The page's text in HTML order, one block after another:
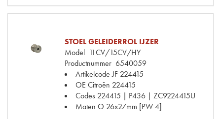
STOEL GELEIDERROL IJZER
Model 11CV/15CV/HY
Productnummer 6540059
Artikelcode JF 224415
OE Citroën 224415
Codes 224415 | P436 | ZC9224415U
Maten O 26x27mm [PW 4]